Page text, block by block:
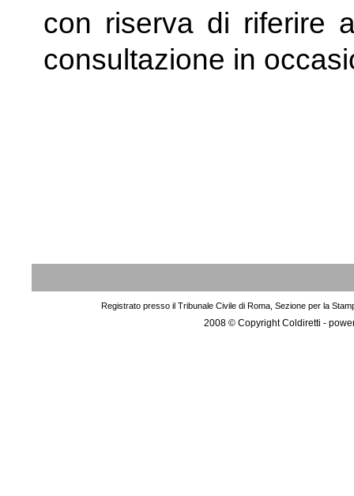
con riserva di riferire
consultazione in
Registrato presso il Tribunale Civile di Roma, Sezione per la
2008 © Copyright Coldiretti -